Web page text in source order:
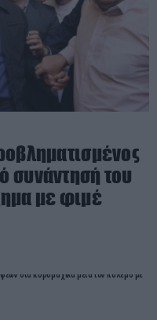
συνάντησή του
με φιμέ